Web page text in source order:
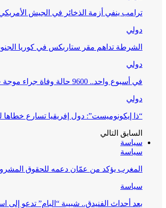
ترامب ينفي أزمة الذخائر في الجيش
دولي
الشرطة تداهم مقر ستاربكس في كوريا
دولي
في أسبوع واحد.. 9600 حالة وفاة جراء موجة حر في ألمانيا
دولي
“ذا إيكونوميست”: دول إفريقيا تسارع خطاها
السابق التالي
سياسة
سياسة
المغرب يؤكد من عمّان دعمه للحقوق
سياسة
بعد أحداث الفنيدق.. شبيبة “البام” تدعو إلى